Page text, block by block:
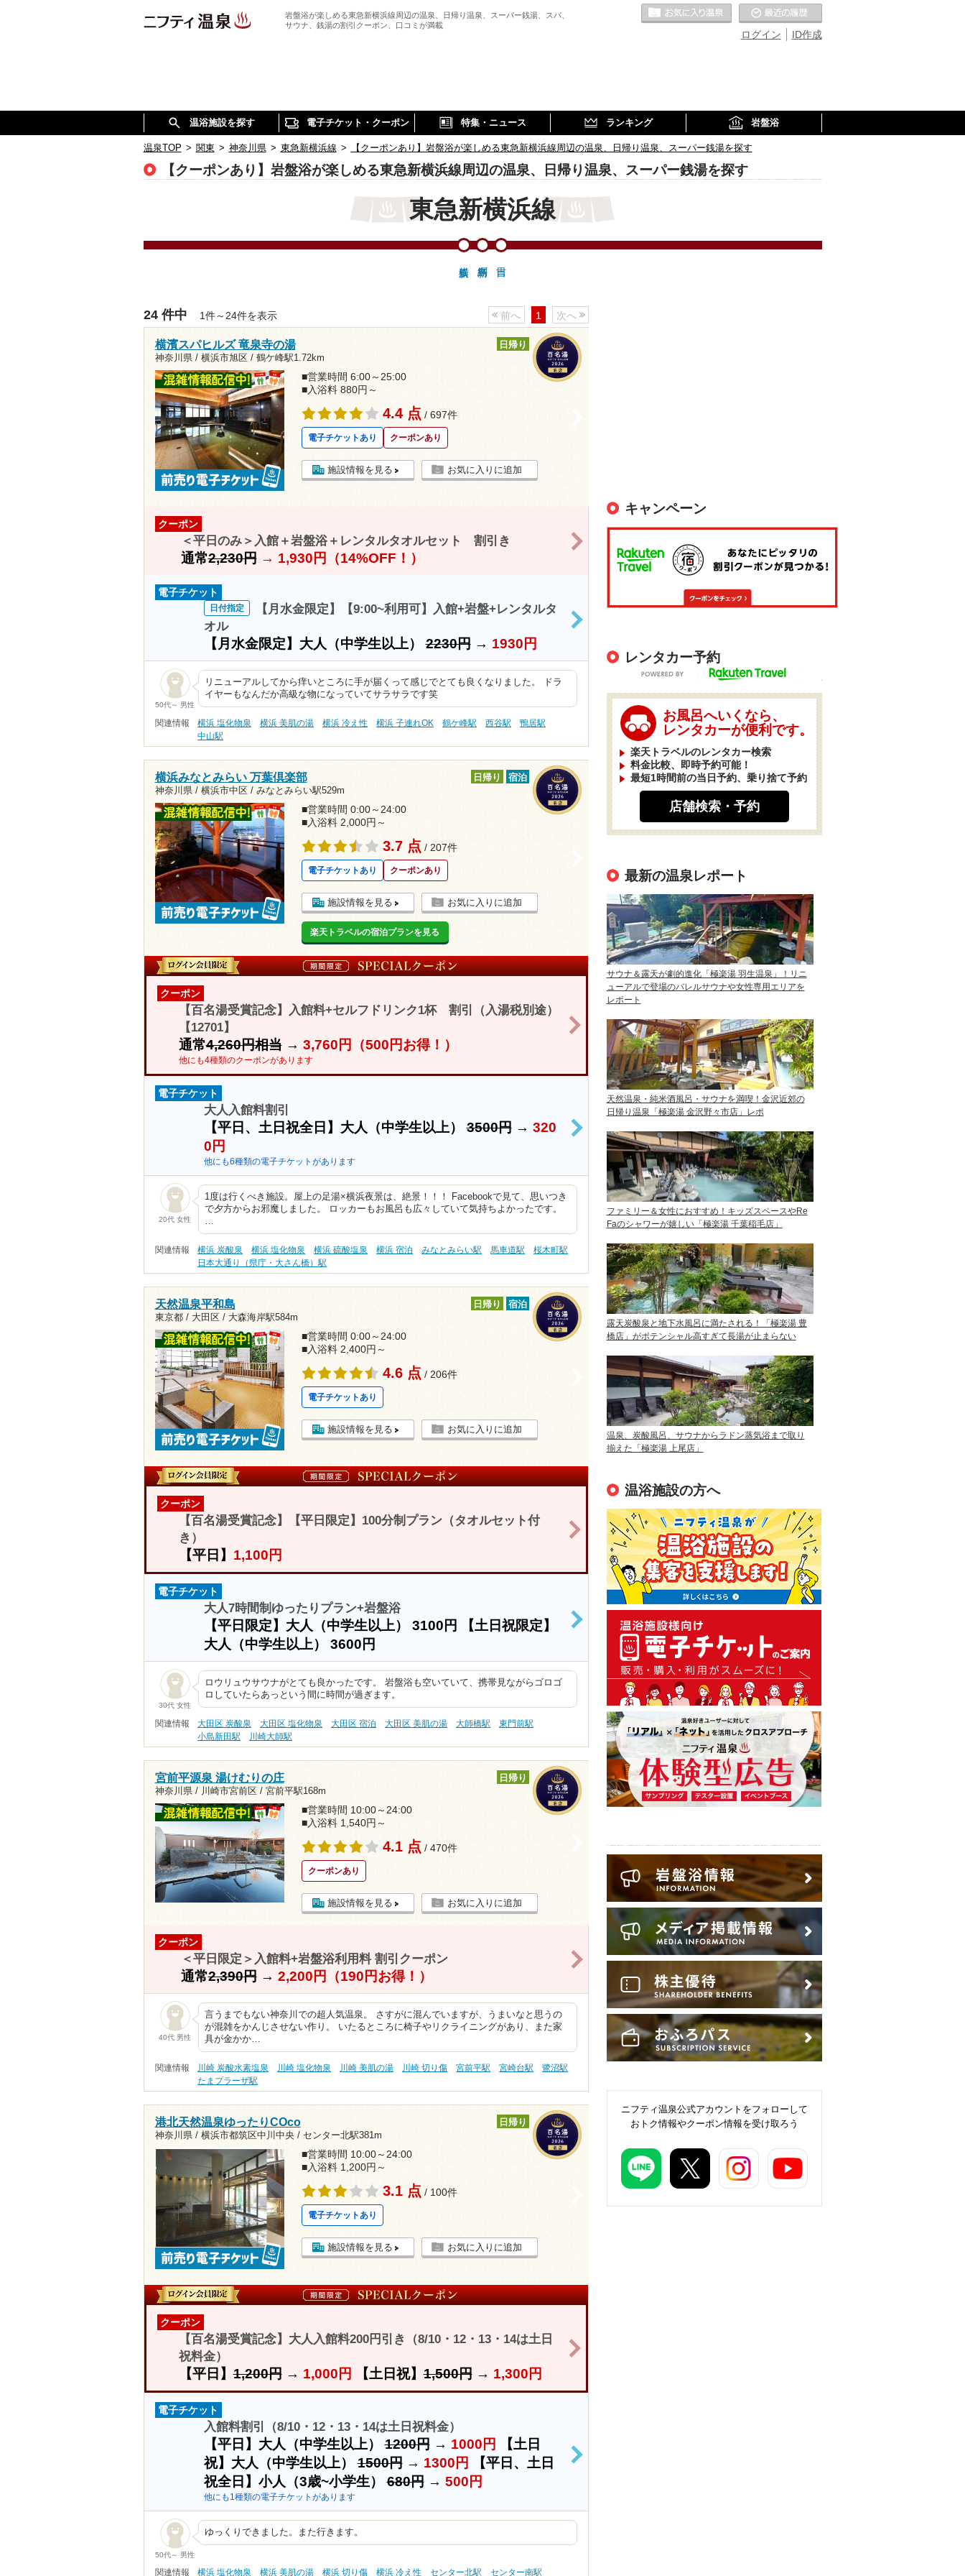
岩盤浴が楽しめる東急新横浜線周辺の温泉、日帰り温泉、スーパー銭湯、スパ、
サウナ、銭湯の割引クーポン、口コミが満載
ID作成
ログイン
お気に入りの温泉
温浴施設を探す 電子チケット・クーポン 特集・ニュース ランキング 岩盤浴
温泉TOP > 関東 > 神奈川県 > 東急新横浜線 > 【クーポンあり】岩盤浴が楽しめる東急新横浜線周辺の温泉、日帰り温泉、スーパー銭湯を探す
【クーポンあり】岩盤浴が楽しめる東急新横浜線周辺の温泉、日帰り温泉、スーパー銭湯を探す
東急新横浜線
24 件中 1件～24件を表示 前へ 1 次へ
横濱スパヒルズ 竜泉寺の湯
神奈川県 / 横浜市旭区 / 鶴ケ峰駅1.72km
日帰り
■営業時間 6:00～25:00
■入浴料 880円～
4.4 点 / 697件
電子チケットあり クーポンあり
施設情報を見る お気に入りに追加
クーポン
＜平日のみ＞入館＋岩盤浴＋レンタルタオルセット 割引き
通常2,230円→ 1,930円（14%OFF！）
電子チケット
日付指定
【月水金限定】【9:00~利用可】入館+岩盤+レンタルタ
オル
【月水金限定】大人（中学生以上）2230円→ 1930円
>
50代～ 男性
リニューアルしてから痒いところに手が届くって感じでとても良くなりました。 ドラ
イヤーもなんだか高級な物になっていてサラサラです笑
関連情報 横浜 塩化物泉 横浜 美肌の湯 横浜 冷え性 横浜 子連れOK 鶴ケ峰駅 西谷駅
鴨居駅
中山駅
横浜みなとみらい 万葉倶楽部
神奈川県 / 横浜市中区 / みなとみらい駅529m
日帰り 宿泊
■営業時間 0:00～24:00
■入浴料 2,000円～
3.7 点 / 207件
電子チケットあり クーポンあり
施設情報を見る お気に入りに追加
楽天トラベルの宿泊プランを見る
クーポン
【百名湯受賞記念】入館料+セルフドリンク1杯 割引（入湯税別途）
【12701】
通常4,260円相当→ 3,760円（500円お得！）
他にも4種類のクーポンがあります
電子チケット
大人入館料割引
【平日、土日祝全日】大人（中学生以上）3500円→ 320
0円
他にも6種類の電子チケットがあります
>
20代 女性
1度は行くべき施設。屋上の足湯×横浜夜景は、絶景！！！ Facebookで見て、思いつき
で夕方からお邪魔しました。 ロッカーもお風呂も広々していて気持ちよかったです。
…
関連情報 横浜 炭酸泉 横浜 塩化物泉 横浜 硫酸塩泉 横浜 宿泊 みなとみらい駅 馬車道駅
桜木町駅
日本大通り（県庁・大さん橋）駅
天然温泉平和島
東京都 / 大田区 / 大森海岸駅584m
日帰り 宿泊
■営業時間 0:00～24:00
■入浴料 2,400円～
4.6 点 / 206件
電子チケットあり
施設情報を見る お気に入りに追加
クーポン
【百名湯受賞記念】【平日限定】100分制プラン（タオルセット付
き）
【平日】 1,100円
電子チケット
大人7時間制ゆったりプラン+岩盤浴
【平日限定】大人（中学生以上） 3100円
【土日祝限定】
大人（中学生以上） 3600円
>
30代 女性
ロウリュウサウナがとても良かったです。 岩盤浴も空いていて、携帯見ながらゴロゴ
ロしていたらあっという間に時間が過ぎます。
関連情報 大田区 炭酸泉 大田区 塩化物泉 大田区 宿泊 大田区 美肌の湯 大師橋駅
東門前駅
小島新田駅
川崎大師駅
宮前平源泉 湯けむりの庄
神奈川県 / 川崎市宮前区 / 宮前平駅168m
日帰り
■営業時間 10:00～24:00
■入浴料 1,540円～
4.1 点 / 470件
クーポンあり
施設情報を見る お気に入りに追加
クーポン
＜平日限定＞入館料+岩盤浴利用料 割引クーポン
通常2,390円→ 2,200円（190円お得！）
40代 男性
言うまでもない神奈川での超人気温泉。 さすがに混んでいますが、うまいなと思うの
が混雑をかんじさせない作り。 いたるところに椅子やリクライニングがあり、また家
具が金かか…
関連情報 川崎 炭酸水素塩泉 川崎 塩化物泉 川崎 美肌の湯 川崎 切り傷 宮前平駅 宮崎台駅
鷺沼駅
たまプラーザ駅
港北天然温泉ゆったりCOco
神奈川県 / 横浜市都筑区中川中央 / センター北駅381m
日帰り
■営業時間 10:00～24:00
■入浴料 1,200円～
3.1 点 / 100件
電子チケットあり
施設情報を見る お気に入りに追加
クーポン
【百名湯受賞記念】大人入館料200円引き（8/10・12・13・14は土日
祝料金）
【平日】1,200円→ 1,000円 【土日祝】1,500円→ 1,300円
電子チケット
入館料割引（8/10・12・13・14は土日祝料金）
【平日】大人（中学生以上）1200円→ 1000円
【土日
祝】大人（中学生以上）1500円→ 1300円
【平日、土日
祝全日】小人（3歳~小学生）680円→ 500円
他にも1種類の電子チケットがあります
>
50代～ 男性
ゆっくりできました。また行きます。
関連情報 横浜 塩化物泉 横浜 美肌の湯 横浜 切り傷 横浜 冷え性 センター北駅 センター南駅
キャンペーン
レンタカー予約
お風呂へいくなら、
レンタカーが便利です。
楽天トラベルのレンタカー検索
料金比較、即時予約可能！
最短1時間前の当日予約、乗り捨て予約
店舗検索・予約
最新の温泉レポート
サウナ＆露天が劇的進化「極楽湯 羽生温泉」！リニ
ューアルで登場のバレルサウナや女性専用エリアを
レポート
天然温泉・純米酒風呂・サウナを満喫！金沢近郊の
日帰り温泉「極楽湯 金沢野々市店」レポ
ファミリー＆女性におすすめ！キッズスペースやRe
Faのシャワーが嬉しい「極楽湯 千葉稲毛店」
露天炭酸泉と地下水風呂に満たされる！「極楽湯 豊
橋店」がポテンシャル高すぎて長湯が止まらない
温泉、炭酸風呂、サウナからラドン蒸気浴まで取り
揃えた「極楽湯 上尾店」
温浴施設の方へ
ニフティ温泉を使って手軽に
ニフティ温泉公式アカウントをフォローして
おトク情報やクーポン情報を受け取ろう